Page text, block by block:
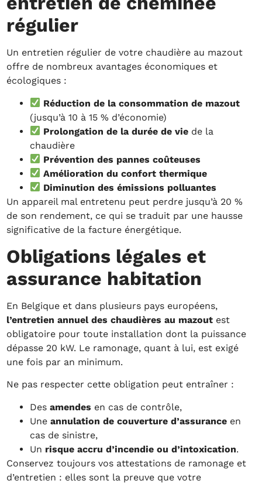
régulier
Un entretien régulier de votre chaudière au mazout
offre de nombreux avantages économiques et
écologiques :
Réduction de la consommation de mazout
(jusqu’à 10 à 15 % d’économie)
Prolongation de la durée de vie de la
chaudière
Prévention des pannes coûteuses
Amélioration du confort thermique
Diminution des émissions polluantes
Un appareil mal entretenu peut perdre jusqu’à 20 %
de son rendement, ce qui se traduit par une hausse
significative de la facture énergétique.
Obligations légales et
assurance habitation
En Belgique et dans plusieurs pays européens,
l’entretien annuel des chaudières au mazout est
obligatoire pour toute installation dont la puissance
dépasse 20 kW. Le ramonage, quant à lui, est exigé
une fois par an minimum.
Ne pas respecter cette obligation peut entraîner :
Desamendes en cas de contrôle,
Uneannulation de couverture d’assurance en
cas de sinistre,
Un risque accru d’incendie ou d’intoxication.
Conservez toujours vos attestations de ramonage et
d’entretien : elles sont la preuve que votre